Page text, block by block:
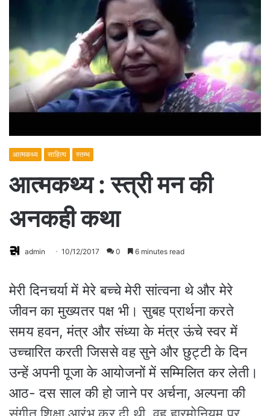
आत्मकथ्य साहित्य स्तम्भ
आत्मकथ्य : स्त्री मन की
अनकही कथा
admin 10/12/2017 0 6 minutes read
मेरी दिनचर्या में मेरे बच्चे मेरी सांत्वना थे और मेरे
जीवन का मुख्यतर पक्ष भी। सुबह प्रार्थना करते
समय हवन, मंत्र और संध्या के मंत्र ऊंचे स्वर में
उच्चारित करती जिससे वह सुने और छुट्टी के दिन
उन्हें अपनी पूजा के आयोजनों में सम्मिलित कर लेती।
आठ- दस साल की हो जाने पर अर्चना, अल्पना की